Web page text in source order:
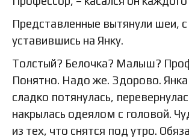
Представленные вытянули шеи,
уставившись на Янку.
Толстый? Белочка? Малыш?
Понятно. Надо же. Здорово. Янка
сладко потянулась,
накрылась одеялом с головой.
из тех, что снятся под утро.